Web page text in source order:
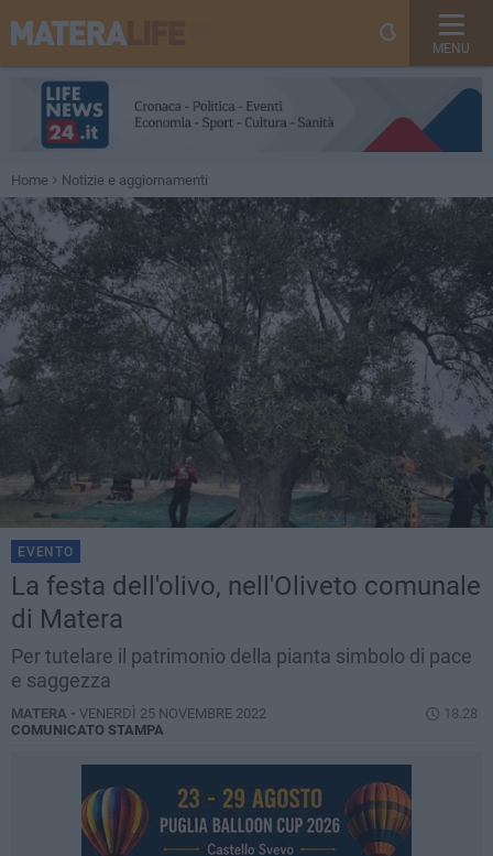
MENU
Home Notizie e aggiornamenti
EVENTO
La festa dell'olivo, nell'Oliveto comunale
di Matera
Per tutelare il patrimonio della pianta simbolo di pace
e saggezza
MATERA - VENERDÌ 25 NOVEMBRE 2022
18.28
COMUNICATO STAMPA